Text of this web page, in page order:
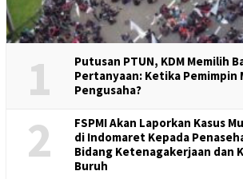
1
Putusan PTUN, KDM Memilih
Pertanyaan: Ketika Pemimpin
Pengusaha?
2
FSPMI Akan Laporkan Kasus
di Indomaret Kepada
Bidang Ketenagakerjaan dan
Buruh